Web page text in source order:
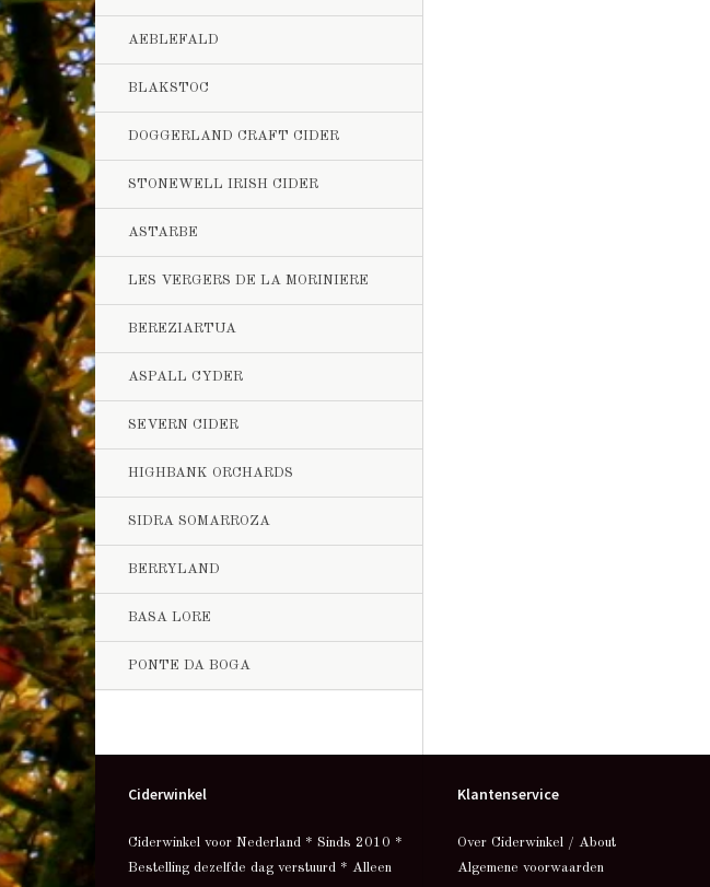
AEBLEFALD
BLAKSTOC
DOGGERLAND CRAFT CIDER
STONEWELL IRISH CIDER
ASTARBE
LES VERGERS DE LA MORINIERE
BEREZIARTUA
ASPALL CYDER
SEVERN CIDER
HIGHBANK ORCHARDS
SIDRA SOMARROZA
BERRYLAND
BASA LORE
PONTE DA BOGA
Ciderwinkel
Ciderwinkel voor Nederland * Sinds 2010 *
Bestelling dezelfde dag verstuurd * Alleen
Klantenservice
Over Ciderwinkel / About
Algemene voorwaarden